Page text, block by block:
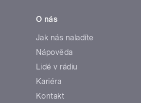
O nás
Jak nás naladíte
Nápověda
Lidé v rádiu
Kariéra
Kontakt